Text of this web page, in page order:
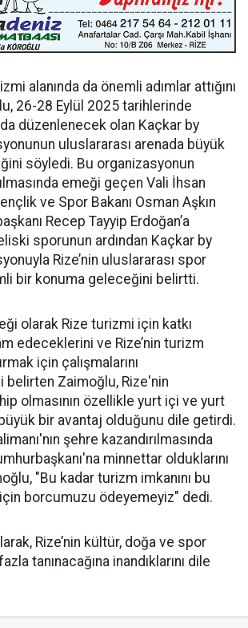
alanında da önemli adımlar attığını
26-28 Eylül 2025 tarihlerinde
düzenlenecek olan Kaçkar by
uluslararası arenada büyük
söyledi. Bu organizasyonun
emeği geçen Vali İhsan
ve Spor Bakanı Osman Aşkın
Recep Tayyip Erdoğan’a
sporunun ardından Kaçkar by
Rize’nin uluslararası spor
bir konuma geleceğini belirtti.
olarak Rize turizmi için katkı
edeceklerini ve Rize’nin turizm
için çalışmalarını
Zaimoğlu, Rize'nin
olmasının özellikle yurt içi ve yurt
bir avantaj olduğunu dile getirdi.
şehre kazandırılmasında
minnettar olduklarını
"Bu kadar turizm imkanını bu
için borcumuzu ödeyemeyiz" dedi.
Rize’nin kültür, doğa ve spor
tanınacağına inandıklarını dile